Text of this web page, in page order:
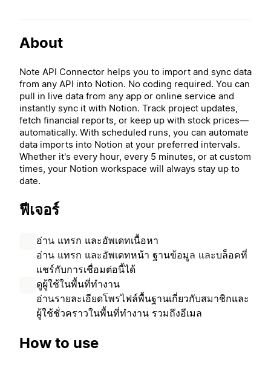
About
Note API Connector helps you to import and sync data
from any API into Notion. No coding required. You can
pull in live data from any app or online service and
instantly sync it with Notion. Track project updates,
fetch financial reports, or keep up with stock prices—
automatically. With scheduled runs, you can automate
data imports into Notion at your preferred intervals.
Whether it's every hour, every 5 minutes, or at custom
times, your Notion workspace will always stay up to
date.
ฟีเจอร์
อ่าน แทรก และอัพเดทเนื้อหา
อ่าน แทรก และอัพเดทหน้า ฐานข้อมูล และบล็อคที่
แชร์กับการเชื่อมต่อนี้ได้
ดูผู้ใช้ในพื้นที่ทำงาน
อ่านรายละเอียดโพรไฟล์พื้นฐานเกี่ยวกับสมาชิกและ
ผู้ใช้ชั่วคราวในพื้นที่ทำงาน รวมถึงอีเมล
How to use